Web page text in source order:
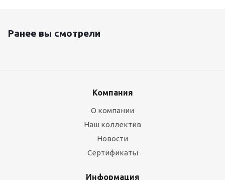
Ранее вы смотрели
Компания
О компании
Наш коллектив
Новости
Сертификаты
Информация